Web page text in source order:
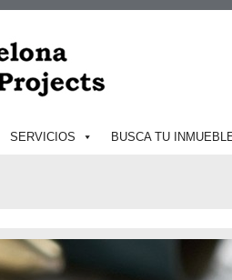
SERVICIOS BUSCA TU